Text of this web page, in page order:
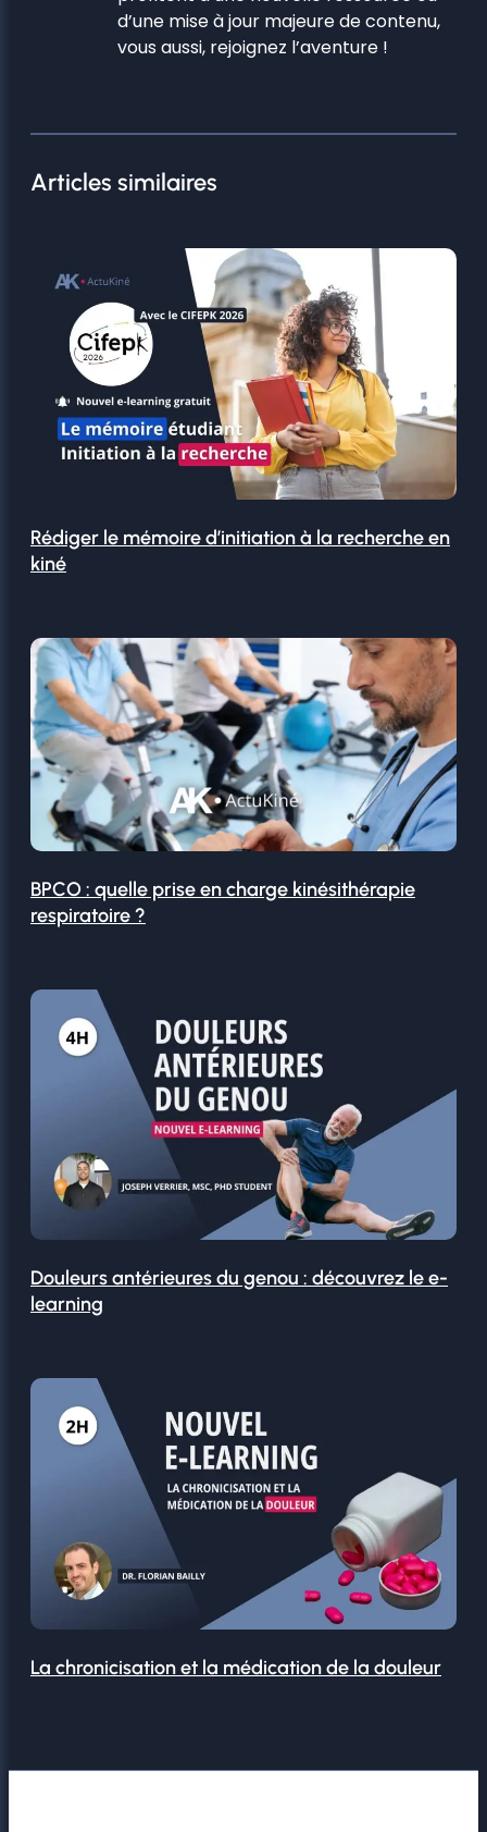
d’une mise à jour majeure de contenu,
vous aussi, rejoignez l’aventure !
Articles similaires
Rédiger le mémoire d’initiation à la recherche en
kiné
BPCO : quelle prise en charge kinésithérapie
respiratoire ?
Douleurs antérieures du genou : découvrez le e-
learning
La chronicisation et la médication de la douleur